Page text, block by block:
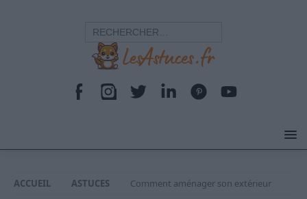
ACCUEIL ASTUCES Comment aménager son extérieur